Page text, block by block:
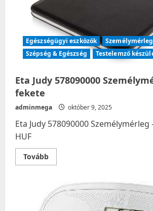
Egészségügyi eszközök
Szépség & Egészség
Testelemző
Eta Judy 578090000
fekete
adminmega október 9, 2025
Eta Judy 578090000
HUF
TovábbRead
more
Judy
578090000
Személymérleg
–